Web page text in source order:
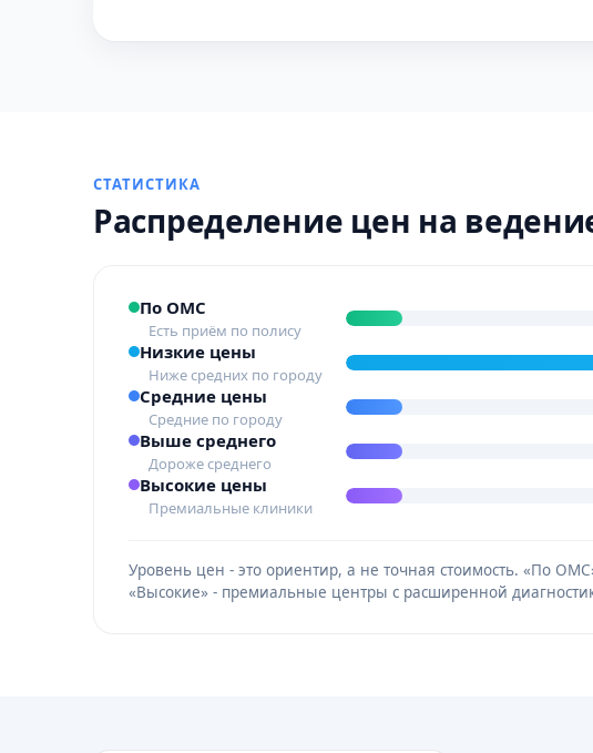
СТАТИСТИКА
Распределение цен на
По ОМС
Есть приём по полису
Низкие цены
Ниже средних по городу
Средние цены
Средние по городу
Выше среднего
Дороже среднего
Высокие цены
Премиальные клиники
Уровень цен - это ориентир, а не точная стоимость. «По
«Высокие» - премиальные центры с расширенной